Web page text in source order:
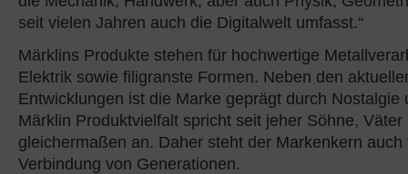
seit vielen Jahren auch die Digitalwelt umfasst.“
Märklins Produkte stehen für hochwertige
Elektrik sowie filigranste Formen. Neben den
Entwicklungen ist die Marke geprägt durch Nostalgie
Märklin Produktvielfalt spricht seit jeher Söhne,
gleichermaßen an. Daher steht der Markenkern auch
Verbindung von Generationen.